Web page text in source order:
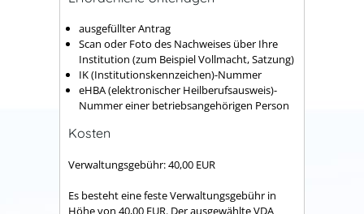
ausgefüllter Antrag
Scan oder Foto des Nachweises über Ihre
Institution (zum Beispiel Vollmacht, Satzung)
IK (Institutionskennzeichen)-Nummer
eHBA (elektronischer Heilberufsausweis)-
Nummer einer betriebsangehörigen Person
Kosten
Verwaltungsgebühr: 40,00 EUR
Es besteht eine feste Verwaltungsgebühr in
Höhe von 40,00 EUR. Der ausgewählte VDA